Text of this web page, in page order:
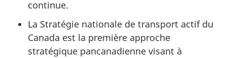
continue.
La Stratégie nationale de transport actif du
Canada est la première approche
stratégique pancanadienne visant à